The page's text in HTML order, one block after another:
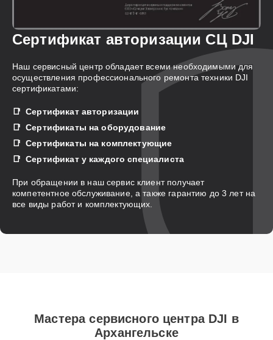
Сертификат авторизации СЦ DJI
Наш сервисный центр обладает всеми необходимыми для
осуществления профессионального ремонта техники DJI
сертификатами:
Сертификат авторизации
Сертификаты на оборудование
Сертификаты на комплектующие
Сертификат у каждого специалиста
При обращении в наш сервис клиент получает
компетентное обслуживание, а также гарантию до 3 лет на
все виды работ и комплектующих.
Мастера сервисного центра DJI в
Архангельске